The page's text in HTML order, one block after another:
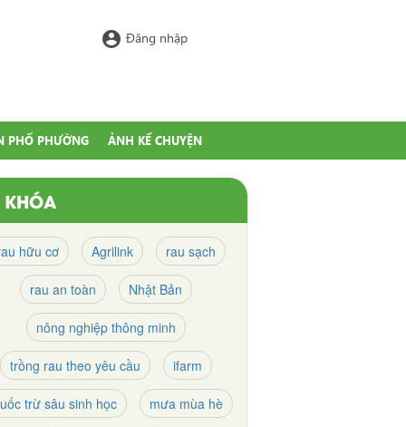
account_circle Đăng nhập
PHỐ PHƯỜNG ẢNH KỂ CHUYỆN
KHÓA
hữu cơ Agrilink rau sạch
rau an toàn Nhật Bản
nông nghiệp thông minh
trồng rau theo yêu cầu ifarm
trừ sâu sinh học mưa mùa hè